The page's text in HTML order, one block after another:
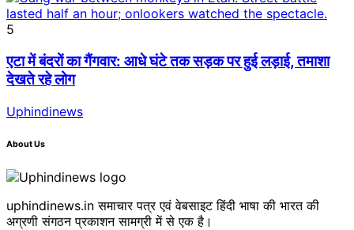
5
एटा में बंदरों का गैंगवार: आधे घंटे तक सड़क पर हुई लड़ाई, तमाशा
देखते रहे लोग
Uphindinews
About Us
uphindinews.in समाचार पत्र एवं वेबसाइट हिंदी भाषा की भारत की
अग्रणी संगठन प्रकाशन सामग्री में से एक है।